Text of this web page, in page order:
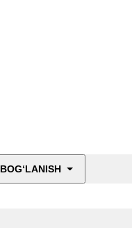
BOG‘LANISH